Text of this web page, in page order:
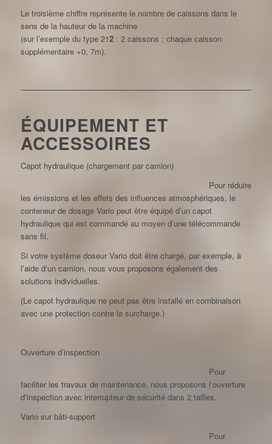
Le troisième chiffre représente le nombre de caissons dans le
sens de la hauteur de la machine
(sur l’exemple du type 212: 2 caissons ; chaque caisson
supplémentaire +0, 7m).
ÉQUIPEMENT ET
ACCESSOIRES
Capot hydraulique (chargement par camion)
Pour réduire
les émissions et les effets des influences atmosphériques, le
conteneur de dosage Vario peut être équipé d’un capot
hydraulique qui est commandé au moyen d’une télécommande
sans fil.
Si votre système doseur Vario doit être chargé, par exemple, à
l’aide d‘un camion, nous vous proposons également des
solutions individuelles.
(Le capot hydraulique ne peut pas être installé en combinaison
avec une protection contre la surcharge.)
Ouverture d’inspection
Pour
faciliter les travaux de maintenance, nous proposons l‘ouverture
d’inspection avec interrupteur de sécurité dans 2 tailles.
Vario sur bâti-support
Pour